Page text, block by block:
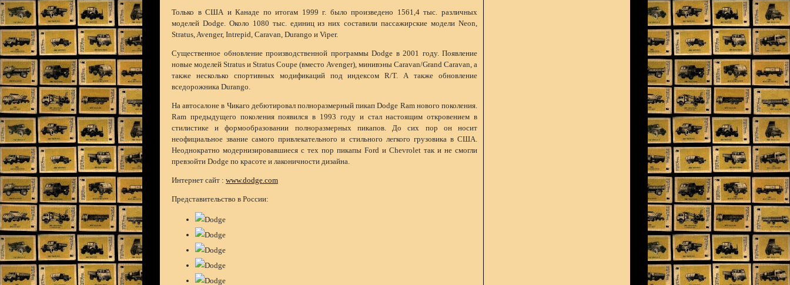
Только в США и Канаде по итогам 1999 г. было произведено 1561,4 тыс. различных
моделей Dodge. Около 1080 тыс. единиц из них составили пассажирские модели Neon,
Stratus, Avenger, Intrepid, Caravan, Durango и Viper.
Существенное обновление производственной программы Dodge в 2001 году. Появление
новые моделей Stratus и Stratus Coupe (вместо Avenger), минивэны Caravan/Grand Caravan, а
также несколько спортивных модификаций под индексом R/T. А также обновление
вседорожника Durango.
На автосалоне в Чикаго дебютировал полноразмерный пикап Dodge Ram нового поколения.
Ram предыдущего поколения появился в 1993 году и стал настоящим откровением в
стилистике и формообразовании полноразмерных пикапов. До сих пор он носит
неофициальное звание самого привлекательного и стильного легкого грузовика в США.
Неоднократно модернизировавшиеся с тех пор пикапы Ford и Chevrolet так и не смогли
превзойти Dodge по красоте и лаконичности дизайна.
Интернет сайт : www.dodge.com
Представительство в России: